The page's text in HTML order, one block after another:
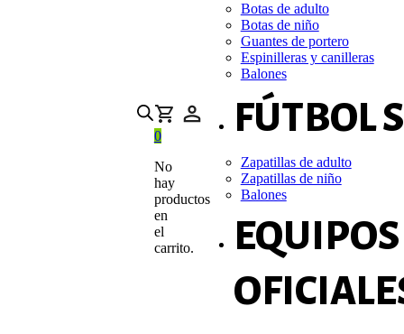
0
No
hay
productos
en
el
carrito.
Botas de adulto
Botas de niño
Guantes de portero
Espinilleras y canilleras
Balones
FÚTBOL
Zapatillas de adulto
Zapatillas de niño
Balones
EQUIPOS